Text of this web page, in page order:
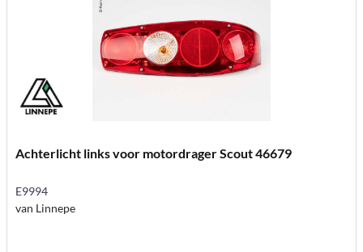
Achterlicht links voor motordrager Scout 46679
E9994
van Linnepe